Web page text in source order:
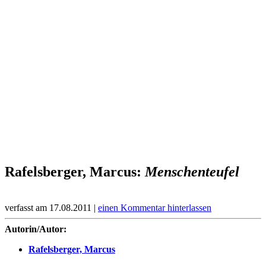
Rafelsberger, Marcus: Menschenteufel
verfasst am 17.08.2011 | einen Kommentar hinterlassen
Autorin/Autor:
Rafelsberger, Marcus